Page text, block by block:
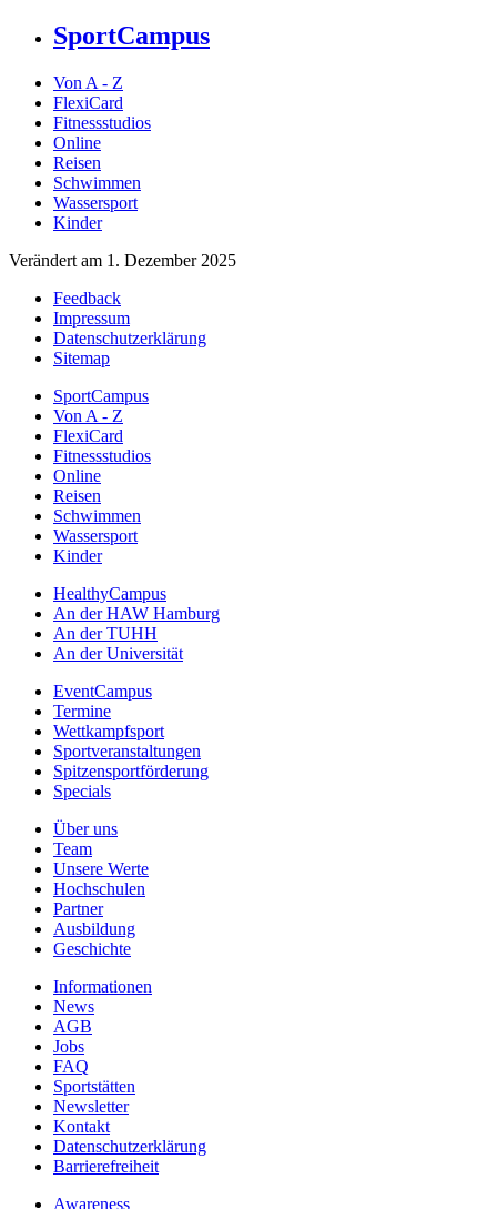
SportCampus
Von A - Z
FlexiCard
Fitnessstudios
Online
Reisen
Schwimmen
Wassersport
Kinder
Verändert am 1. Dezember 2025
Feedback
Impressum
Datenschutzerklärung
Sitemap
SportCampus
Von A - Z
FlexiCard
Fitnessstudios
Online
Reisen
Schwimmen
Wassersport
Kinder
HealthyCampus
An der HAW Hamburg
An der TUHH
An der Universität
EventCampus
Termine
Wettkampfsport
Sportveranstaltungen
Spitzensportförderung
Specials
Über uns
Team
Unsere Werte
Hochschulen
Partner
Ausbildung
Geschichte
Informationen
News
AGB
Jobs
FAQ
Sportstätten
Newsletter
Kontakt
Datenschutzerklärung
Barrierefreiheit
Awareness